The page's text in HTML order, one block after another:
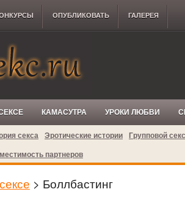
ОПУБЛИКОВАТЬ ГАЛЕРЕЯ
КАМАСУТРА УРОКИ ЛЮБВИ
секса Эротические истории Групповой секс
партнеров
> Боллбастинг